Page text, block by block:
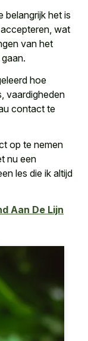
belangrijk het is
wat
van het
hoe
vaardigheden
contact te
op te nemen
nu een
les die ik altijd
Aan De Lijn